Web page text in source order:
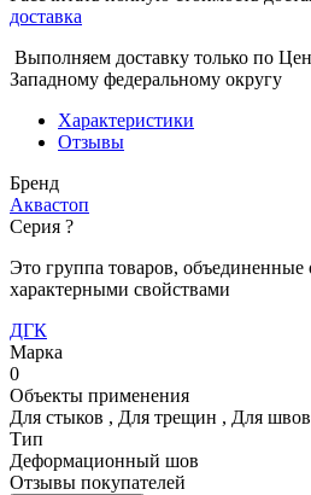
доставка
Выполняем доставку только по
Западному федеральному округу
Характеристики
Отзывы
Бренд
Аквастоп
Серия ?
Это группа товаров,
характерными свойствами
ДГК
Марка
0
Объекты применения
Для стыков , Для трещин , Для швов
Тип
Деформационный шов
Отзывы покупателей